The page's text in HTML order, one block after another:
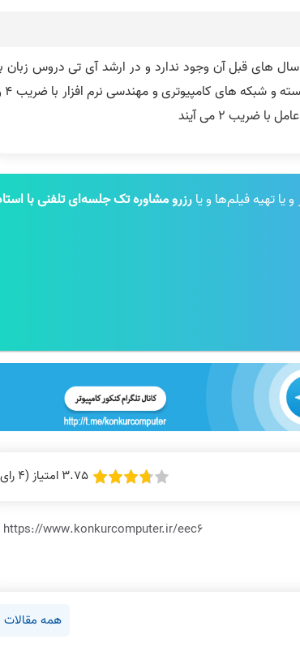
های قبل آن وجود ندارد و در ارشد آی تی دروس زبان
ضریب 1، دروس
تهیه فیلم‌ها و یارزرو مشاوره تک جلسه‌ای تلفنی با
3.75 امتیاز (4 رای)
https://www.konkurcomputer.ir/eec6
همه مقالات